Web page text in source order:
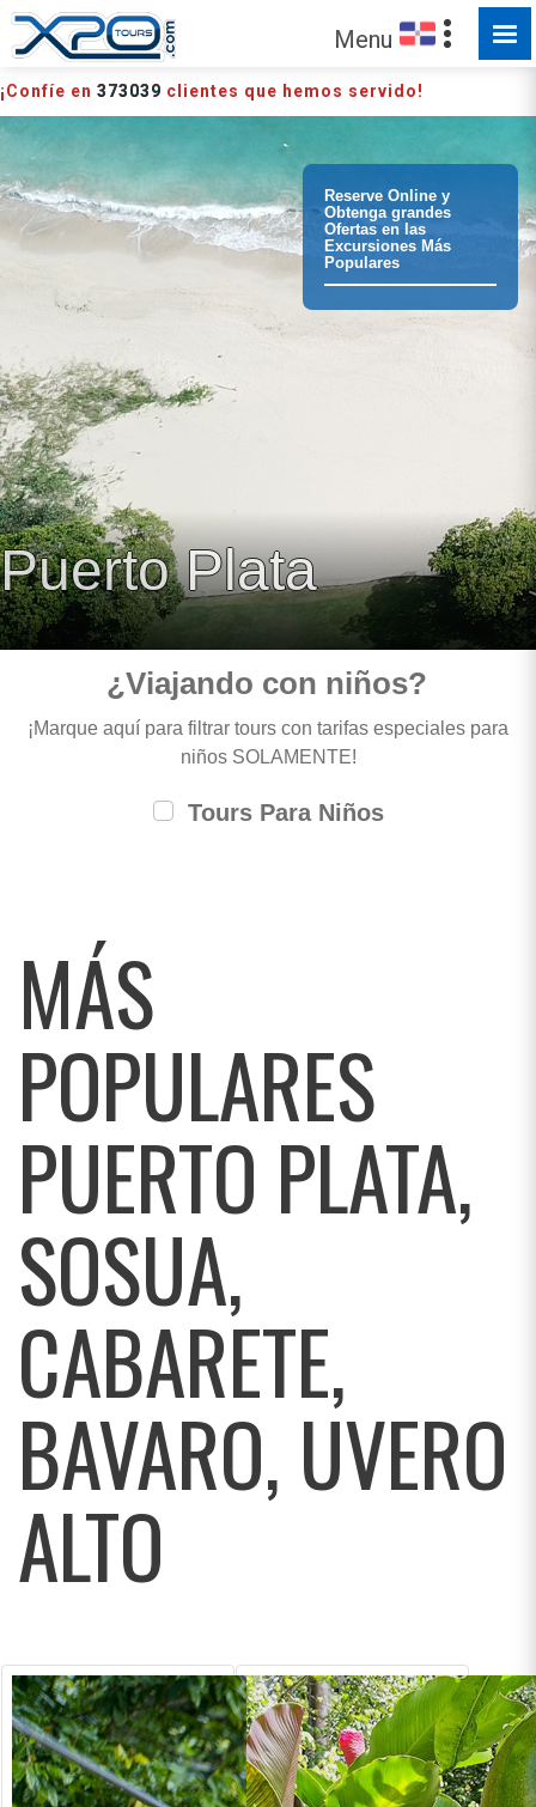
Menu
¡Confíe en 373039 clientes que hemos servido!
HECHO PARA SER EXPLORADO
Reserve Online y
Obtenga grandes
Ofertas en las
Excursiones Más
Populares
Puerto Plata
¿Viajando con niños?
¡Marque aquí para filtrar tours con tarifas especiales para
niños SOLAMENTE!
Tours Para Niños
MÁS
POPULARES
PUERTO PLATA,
SOSUA,
CABARETE,
BAVARO, UVERO
ALTO